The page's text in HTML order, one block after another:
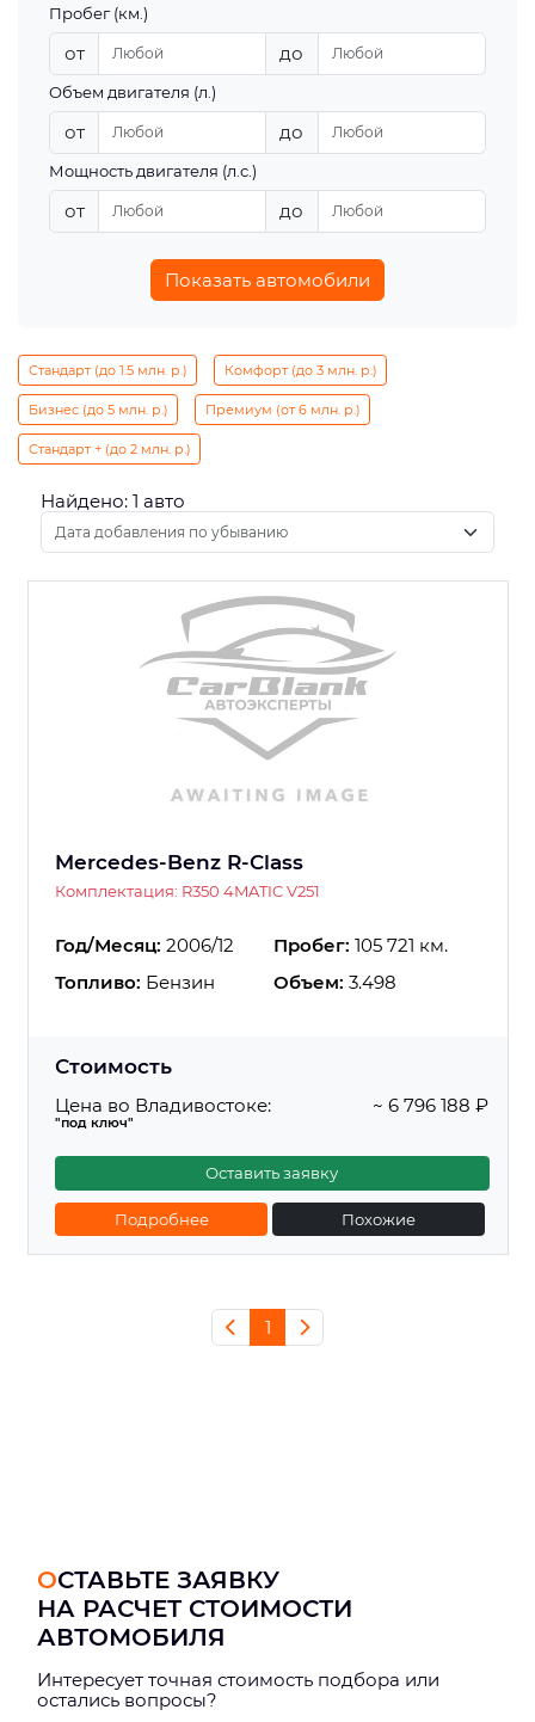
Пробег (км.)
от до
Объем двигателя (л.)
от до
Мощность двигателя (л.с.)
от до
Показать автомобили
Стандарт (до 1.5 млн. р.) Комфорт (до 3 млн. р.)
Бизнес (до 5 млн. р.) Премиум (от 6 млн. р.)
Стандарт + (до 2 млн. р.)
Найдено: 1 авто
Mercedes-Benz R-Class
Комплектация: R350 4MATIC V251
Год/Месяц: 2006/12 Пробег: 105 721 км.
Топливо: Бензин Объем: 3.498
Стоимость
Цена во Владивостоке:
"под ключ"
~ 6 796 188 ₽
Оставить заявку
Подробнее Похожие
1
ОСТАВЬТЕ ЗАЯВКУ
НА РАСЧЕТ СТОИМОСТИ
АВТОМОБИЛЯ
Интерeсует точная стоимость подбора или
остались вопросы?